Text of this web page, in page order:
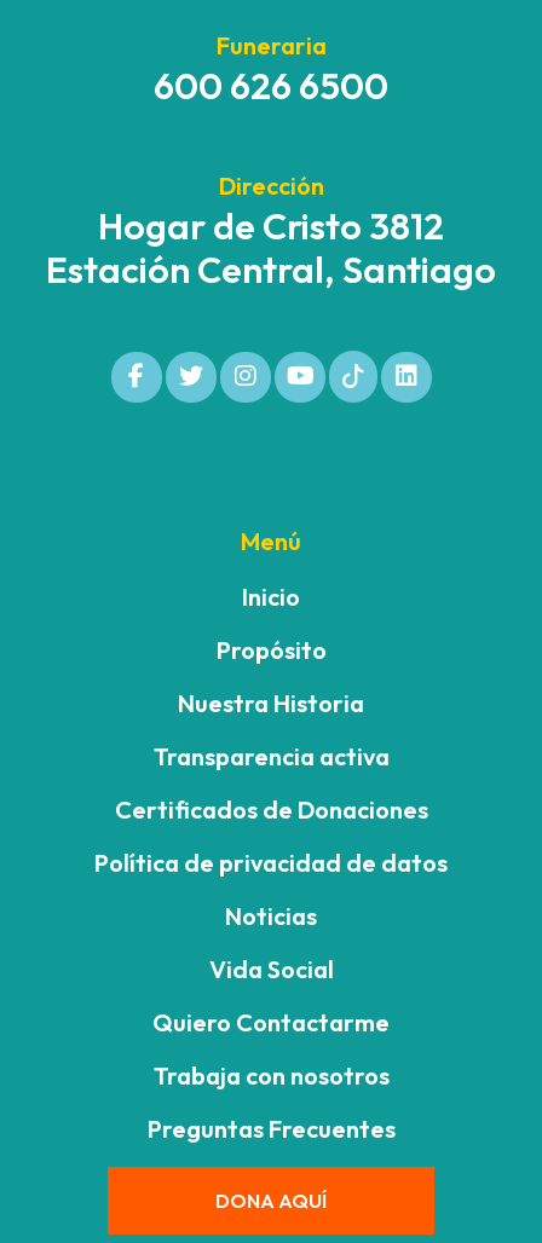
Funeraria
600 626 6500
Dirección
Hogar de Cristo 3812
Estación Central, Santiago
Menú
Inicio
Propósito
Nuestra Historia
Transparencia activa
Certificados de Donaciones
Política de privacidad de datos
Noticias
Vida Social
Quiero Contactarme
Trabaja con nosotros
Preguntas Frecuentes
DONA AQUÍ